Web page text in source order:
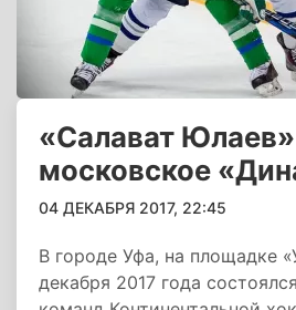
«Салават
московское
04 ДЕКАБРЯ 2017, 22:45
В городе Уфа, на площадке
декабря 2017 года